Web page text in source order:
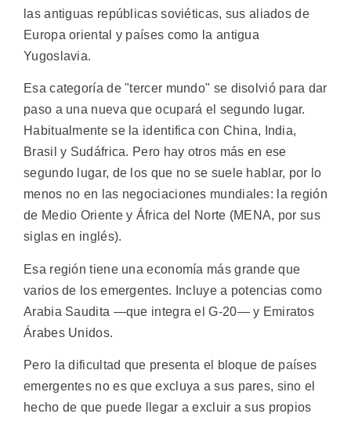
las antiguas repúblicas soviéticas, sus aliados de
Europa oriental y países como la antigua
Yugoslavia.
Esa categoría de "tercer mundo" se disolvió para dar
paso a una nueva que ocupará el segundo lugar.
Habitualmente se la identifica con China, India,
Brasil y Sudáfrica. Pero hay otros más en ese
segundo lugar, de los que no se suele hablar, por lo
menos no en las negociaciones mundiales: la región
de Medio Oriente y África del Norte (MENA, por sus
siglas en inglés).
Esa región tiene una economía más grande que
varios de los emergentes. Incluye a potencias como
Arabia Saudita —que integra el G-20— y Emiratos
Árabes Unidos.
Pero la dificultad que presenta el bloque de países
emergentes no es que excluya a sus pares, sino el
hecho de que puede llegar a excluir a sus propios